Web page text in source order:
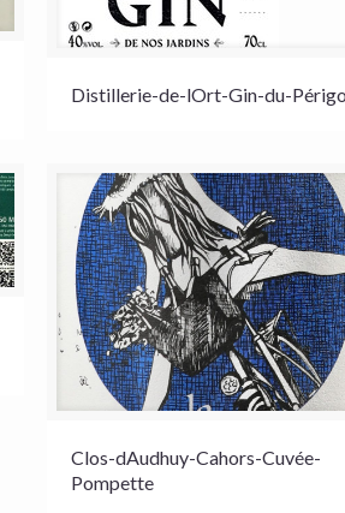
Distillerie-de-lOrt-Gin-du-
Clos-dAudhuy-Cahors-Cuvée-
Pompette